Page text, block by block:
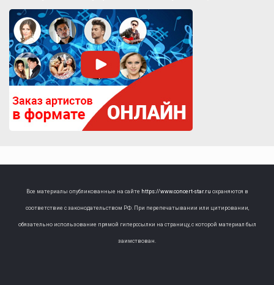
Все материалы опубликованные на сайте https://www.concert-star.ru охраняются в
соответствие с законодательством РФ. При перепечатывании или цитировании,
обязательно использование прямой гиперссылки на страницу, с которой материал был
заимствован.